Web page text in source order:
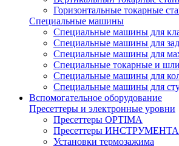
Горизонтальные токарные
Специальные машины
Специальные машины для
Специальные машины для
Специальные машины для
Специальные токарные и
Специальные машины для
Специальные машины для
Вспомогательное оборудование
Пресеттеры и электронные уровни
Пресеттеры OPTIMA
Пресеттеры
Установки термозажима